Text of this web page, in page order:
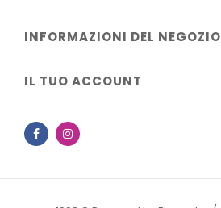
INFORMAZIONI DEL NEGOZIO
IL TUO ACCOUNT
Facebook